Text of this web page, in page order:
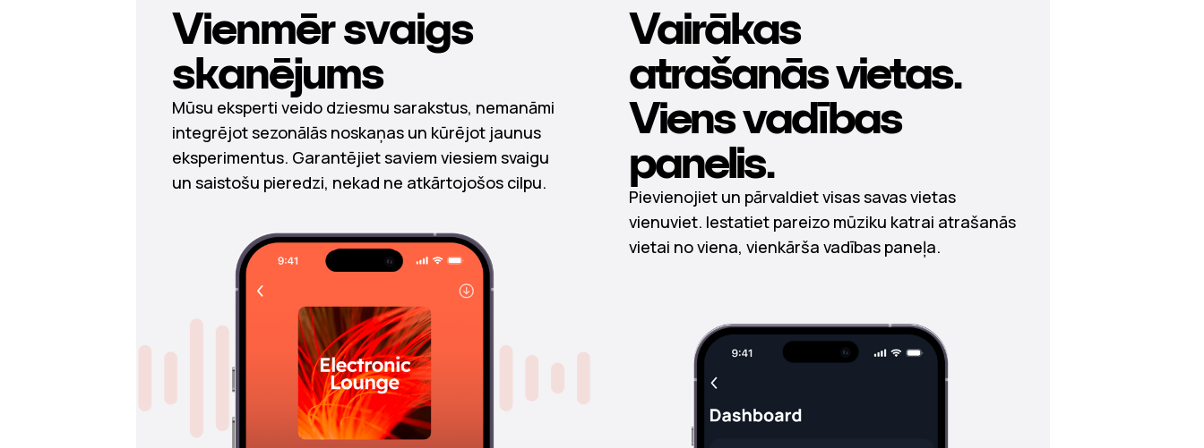
Vienmēr svaigs
skanējums
Mūsu eksperti veido dziesmu sarakstus, nemanāmi
integrējot sezonālās noskaņas un kūrējot jaunus
eksperimentus. Garantējiet saviem viesiem svaigu
un saistošu pieredzi, nekad ne atkārtojošos cilpu.
Vairākas
atrašanās vietas.
Viens vadības
panelis.
Pievienojiet un pārvaldiet visas savas vietas
vienuviet. Iestatiet pareizo mūziku katrai atrašanās
vietai no viena, vienkārša vadības paneļa.